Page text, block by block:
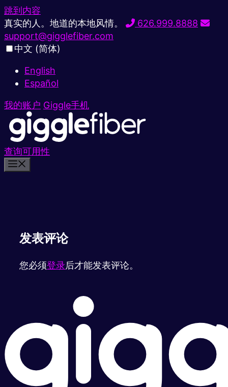
跳到内容
真实的人。地道的本地风情。
626.999.8888
support@gigglefiber.com
中文 (简体)
English
Español
我的账户 Giggle手机
查询可用性
发表评论
您必须登录后才能发表评论。